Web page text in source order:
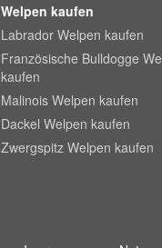
Welpen kaufen
Labrador Welpen kaufen
Französische Bulldogge
kaufen
Malinois Welpen kaufen
Dackel Welpen kaufen
Zwergspitz Welpen kaufen